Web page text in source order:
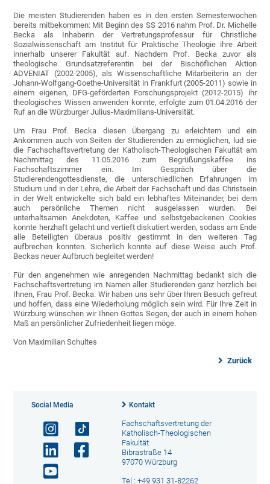
Die meisten Studierenden haben es in den ersten Semesterwochen
bereits mitbekommen: Mit Beginn des SS 2016 nahm Prof. Dr. Michelle
Becka als Inhaberin der Vertretungsprofessur für Christliche
Sozialwissenschaft am Institut für Praktische Theologie ihre Arbeit
innerhalb unserer Fakultät auf. Nachdem Prof. Becka zuvor als
theologische Grundsatzreferentin bei der Bischöflichen Aktion
ADVENIAT (2002-2005), als Wissenschaftliche Mitarbeiterin an der
Johann-Wolfgang-Goethe-Universität in Frankfurt (2005-2011) sowie in
einem eigenen, DFG-geförderten Forschungsprojekt (2012-2015) ihr
theologisches Wissen anwenden konnte, erfolgte zum 01.04.2016 der
Ruf an die Würzburger Julius-Maximilians-Universität.
Um Frau Prof. Becka diesen Übergang zu erleichtern und ein
Ankommen auch von Seiten der Studierenden zu ermöglichen, lud sie
die Fachschaftsvertretung der Katholisch-Theologischen Fakultät am
Nachmittag des 11.05.2016 zum Begrüßungskaffee ins
Fachschaftszimmer ein. Im Gespräch über die
Studierendengottesdienste, die unterschiedlichen Erfahrungen im
Studium und in der Lehre, die Arbeit der Fachschaft und das Christsein
in der Welt entwickelte sich bald ein lebhaftes Miteinander, bei dem
auch persönliche Themen nicht ausgelassen wurden. Bei
unterhaltsamen Anekdoten, Kaffee und selbstgebackenen Cookies
konnte herzhaft gelacht und vertieft diskutiert werden, sodass am Ende
alle Beteiligten überaus positiv gestimmt in den weiteren Tag
aufbrechen konnten. Sicherlich konnte auf diese Weise auch Prof.
Beckas neuer Aufbruch begleitet werden!
Für den angenehmen wie anregenden Nachmittag bedankt sich die
Fachschaftsvertretung im Namen aller Studierenden ganz herzlich bei
Ihnen, Frau Prof. Becka. Wir haben uns sehr über Ihren Besuch gefreut
und hoffen, dass eine Wiederholung möglich sein wird. Für Ihre Zeit in
Würzburg wünschen wir Ihnen Gottes Segen, der auch in einem hohen
Maß an persönlicher Zufriedenheit liegen möge.
Von Maximilian Schultes
Zurück
Social Media Kontakt
Fachschaftsvertretung der
Katholisch-Theologischen
Fakultät
Bibrastraße 14
97070 Würzburg
Tel.: +49 931 31-82262